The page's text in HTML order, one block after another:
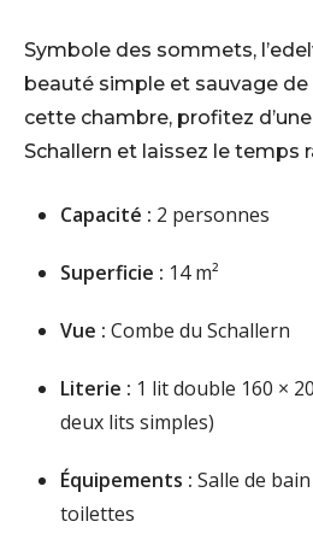
Symbole des sommets,
beauté simple et sauvage
cette chambre, profitez
Schallern et laissez le temps
Capacité : 2 personnes
Superficie : 14 m²
Vue : Combe du Schallern
Literie : 1 lit double 160 ×
deux lits simples)
Équipements : Salle de
toilettes